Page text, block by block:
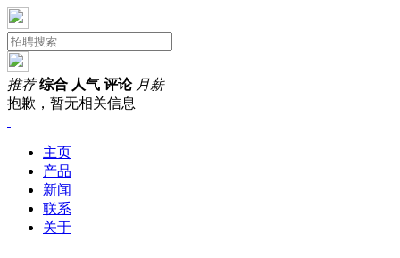
推荐 综合 人气 评论 月薪
抱歉，暂无相关信息
主页
产品
新闻
联系
关于